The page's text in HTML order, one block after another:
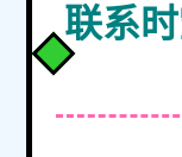
联系